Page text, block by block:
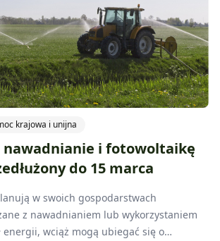
krajowa i unijna
nawadnianie i fotowoltaikę
do 15 marca
w swoich gospodarstwach
z nawadnianiem lub wykorzystaniem
energii, wciąż mogą ubiegać się o